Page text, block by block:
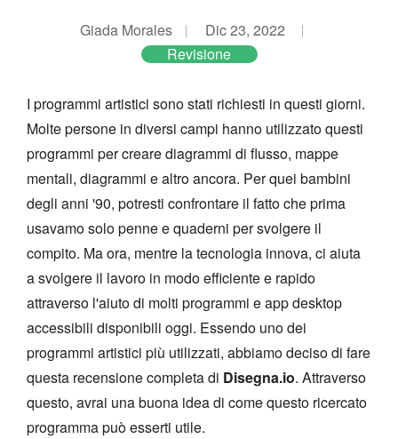
Giada Morales
Dic 23, 2022
Revisione
I programmi artistici sono stati richiesti in questi giorni.
Molte persone in diversi campi hanno utilizzato questi
programmi per creare diagrammi di flusso, mappe
mentali, diagrammi e altro ancora. Per quei bambini
degli anni '90, potresti confrontare il fatto che prima
usavamo solo penne e quaderni per svolgere il
compito. Ma ora, mentre la tecnologia innova, ci aiuta
a svolgere il lavoro in modo efficiente e rapido
attraverso l'aiuto di molti programmi e app desktop
accessibili disponibili oggi. Essendo uno dei
programmi artistici più utilizzati, abbiamo deciso di fare
questa recensione completa di Disegna.io. Attraverso
questo, avrai una buona idea di come questo ricercato
programma può esserti utile.